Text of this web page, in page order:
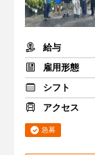
給与
雇用形態
シフト
アクセス
急募